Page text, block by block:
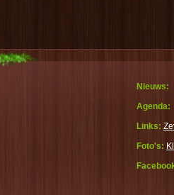
Nieuws:
Agenda:
Links:
Foto's: